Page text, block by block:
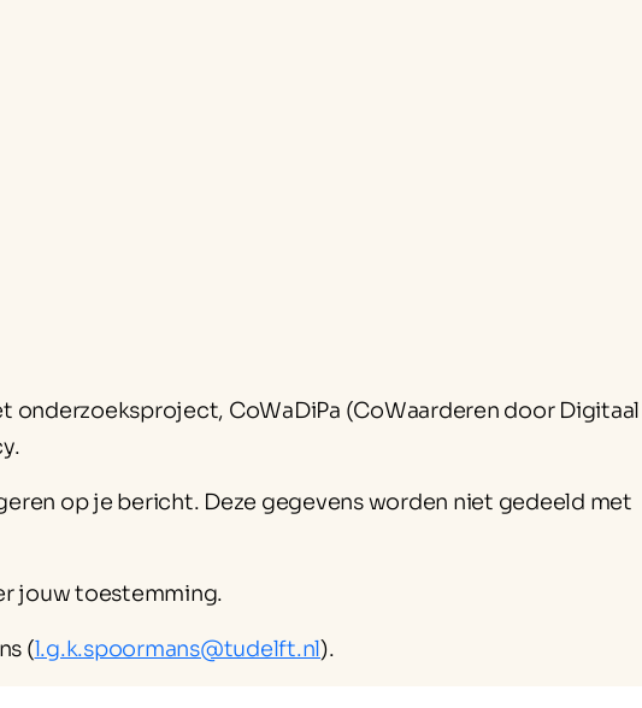
onderzoeksproject, CoWaDiPa (CoWaarderen door Digitaal
op je bericht. Deze gegevens worden niet gedeeld met
jouw toestemming.
(l.g.k.spoormans@tudelft.nl).